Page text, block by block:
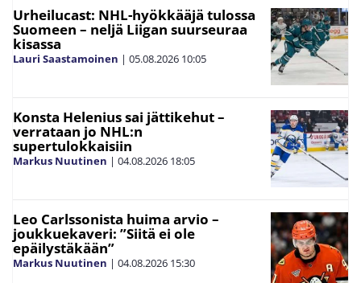
Urheilucast: NHL-hyökkääjä tulossa
Suomeen – neljä Liigan suurseuraa
kisassa
Lauri Saastamoinen | 05.08.2026 10:05
Konsta Helenius sai jättikehut –
verrataan jo NHL:n
supertulokkaisiin
Markus Nuutinen | 04.08.2026 18:05
Leo Carlssonista huima arvio –
joukkuekaveri: ”Siitä ei ole
epäilystäkään”
Markus Nuutinen | 04.08.2026 15:30